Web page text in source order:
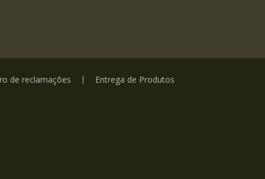
de reclamações Entrega de Produtos